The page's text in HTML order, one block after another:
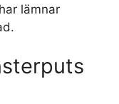
lämnar